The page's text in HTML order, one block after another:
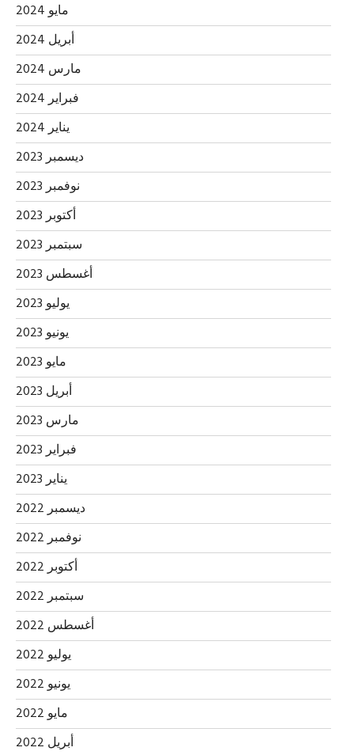
مايو 2024
أبريل 2024
مارس 2024
فبراير 2024
يناير 2024
ديسمبر 2023
نوفمبر 2023
أكتوبر 2023
سبتمبر 2023
أغسطس 2023
يوليو 2023
يونيو 2023
مايو 2023
أبريل 2023
مارس 2023
فبراير 2023
يناير 2023
ديسمبر 2022
نوفمبر 2022
أكتوبر 2022
سبتمبر 2022
أغسطس 2022
يوليو 2022
يونيو 2022
مايو 2022
أبريل 2022